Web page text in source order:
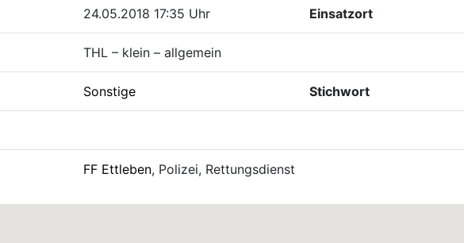
24.05.2018 17:35 Uhr Einsatzort
THL – klein – allgemein
Sonstige Stichwort
FF Ettleben, Polizei, Rettungsdienst